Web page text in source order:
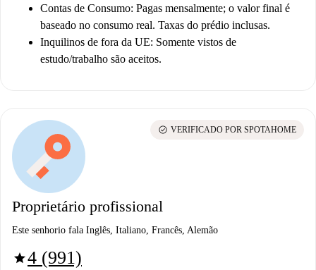
Contas de Consumo: Pagas mensalmente; o valor final é
baseado no consumo real. Taxas do prédio inclusas.
Inquilinos de fora da UE: Somente vistos de
estudo/trabalho são aceitos.
Proprietário profissional
Este senhorio fala Inglês, Italiano, Francês, Alemão
star4 (991)
check_circle VERIFICADO POR SPOTAHOME